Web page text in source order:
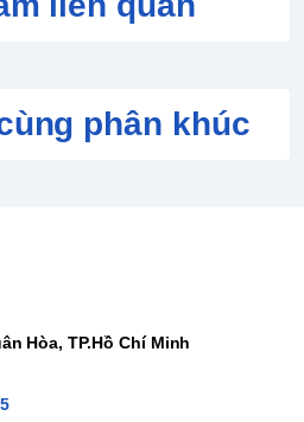
phân khúc
Hòa, TP.Hồ Chí Minh